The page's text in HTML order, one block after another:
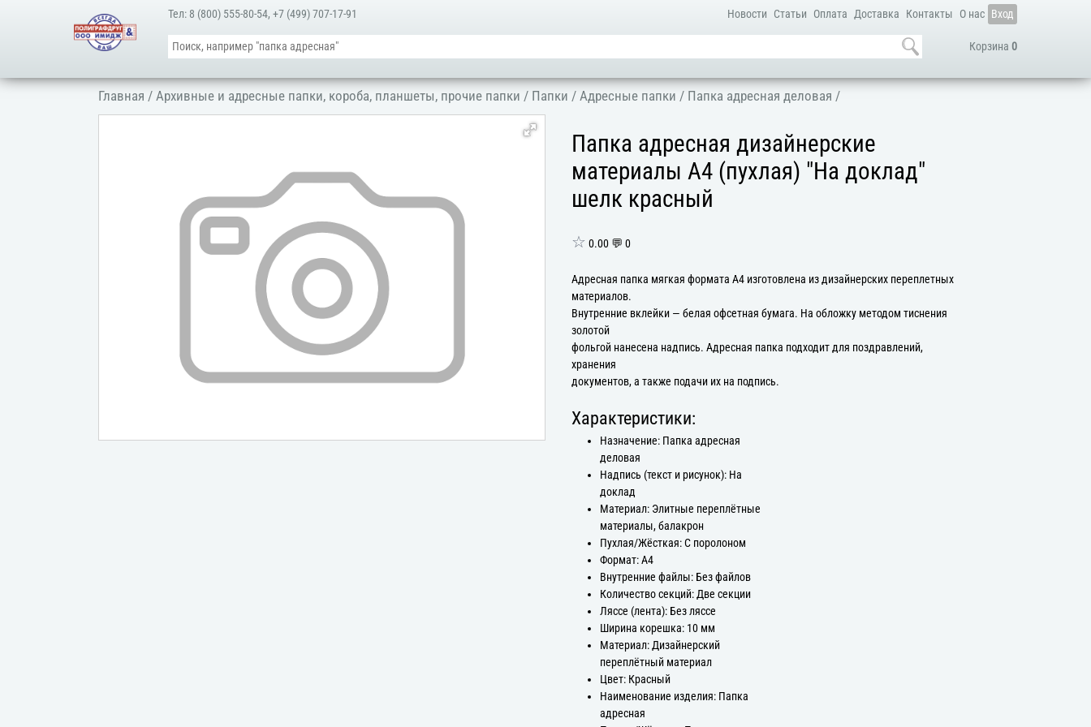
Новости Статьи Оплата Доставка Контакты О нас Вход
Корзина 0
Тел: 8 (800) 555-80-54,+7 (499) 707-17-91
Главная /Архивные и адресные папки, короба, планшеты, прочие папки / Папки /Адресные папки / Папка адресная деловая /
Папка адресная дизайнерские
материалы А4 (пухлая) "На доклад"
шелк красный
☆ 0.00 💬 0
Адресная папка мягкая формата А4 изготовлена из дизайнерских переплетных
материалов.
Внутренние вклейки — белая офсетная бумага. На обложку методом тиснения
золотой
фольгой нанесена надпись. Адресная папка подходит для поздравлений,
хранения
документов, а также подачи их на подпись.
Характеристики:
Назначение: Папка адресная
деловая
Надпись (текст и рисунок): На
доклад
Материал: Элитные переплётные
материалы, балакрон
Пухлая/Жёсткая: С поролоном
Формат: А4
Внутренние файлы: Без файлов
Количество секций: Две секции
Ляссе (лента): Без ляссе
Ширина корешка: 10 мм
Материал: Дизайнерский
переплётный материал
Цвет: Красный
Наименование изделия: Папка
адресная